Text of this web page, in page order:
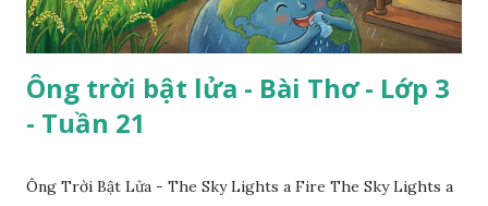
Ông trời bật lửa - Bài Thơ - Lớp 3
- Tuần 21
Ông Trời Bật Lửa - The Sky Lights a Fire The Sky Lights a